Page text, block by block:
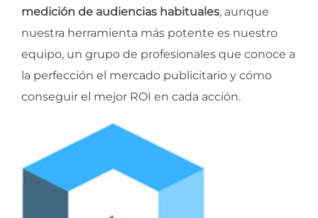
medición de audiencias habituales, aunque
nuestra herramienta más potente es nuestro
equipo, un grupo de profesionales que conoce a
la perfección el mercado publicitario y cómo
conseguir el mejor ROI en cada acción.